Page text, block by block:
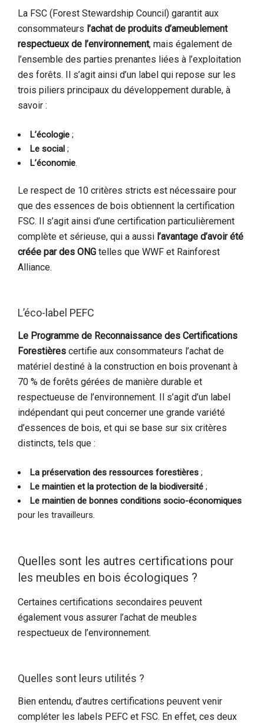
La FSC (Forest Stewardship Council) garantit aux
consommateurs l’achat de produits d’ameublement
respectueux de l’environnement, mais également de
l’ensemble des parties prenantes liées à l’exploitation
des forêts. Il s’agit ainsi d’un label qui repose sur les
trois piliers principaux du développement durable, à
savoir :
L’écologie ;
Le social ;
L’économie.
Le respect de 10 critères stricts est nécessaire pour
que des essences de bois obtiennent la certification
FSC. Il s’agit ainsi d’une certification particulièrement
complète et sérieuse, qui a aussi l’avantage d’avoir été
créée par des ONG telles que WWF et Rainforest
Alliance.
L’éco-label PEFC
Le Programme de Reconnaissance des Certifications
Forestières certifie aux consommateurs l’achat de
matériel destiné à la construction en bois provenant à
70 % de forêts gérées de manière durable et
respectueuse de l’environnement. Il s’agit d’un label
indépendant qui peut concerner une grande variété
d’essences de bois, et qui se base sur six critères
distincts, tels que :
La préservation des ressources forestières ;
Le maintien et la protection de la biodiversité ;
Le maintien de bonnes conditions socio-économiques
pour les travailleurs.
Quelles sont les autres certifications pour
les meubles en bois écologiques ?
Certaines certifications secondaires peuvent
également vous assurer l’achat de meubles
respectueux de l’environnement.
Quelles sont leurs utilités ?
Bien entendu, d’autres certifications peuvent venir
compléter les labels PEFC et FSC. En effet, ces deux